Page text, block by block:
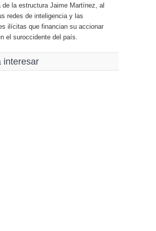
de la estructura Jaime Martínez, al
redes de inteligencia y las
ilícitas que financian su accionar
el suroccidente del país.
interesar